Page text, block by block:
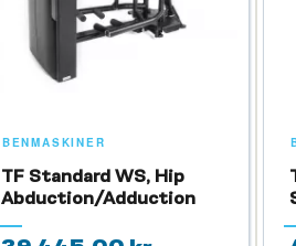
BENMASKINER
TF Standard WS, Hip
Abduction/Adduction